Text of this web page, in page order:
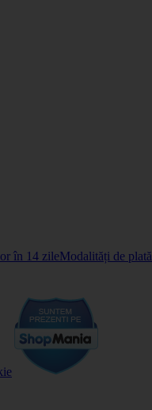
în 14 zileModalități de plată